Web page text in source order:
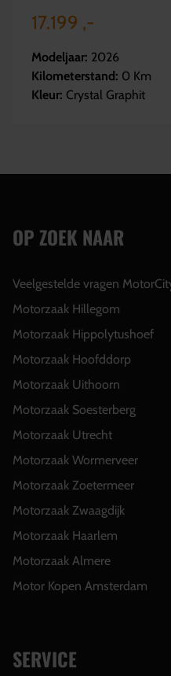
17.199 ,-
Modeljaar: 2026
Kilometerstand: 0 Km
Kleur: Crystal Graphit
OP ZOEK NAAR
Veelgestelde vragen
Motorzaak Hillegom
Motorzaak Hippolytushoef
Motorzaak Hoofddorp
Motorzaak Uithoorn
Motorzaak Soesterberg
Motorzaak Utrecht
Motorzaak Wormerveer
Motorzaak Zoetermeer
Motorzaak Zwaagdijk
Motorzaak Haarlem
Motorzaak Almere
Motor Kopen Amsterdam
SERVICE